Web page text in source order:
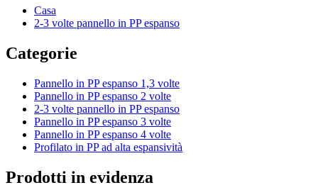
Casa
2-3 volte pannello in PP espanso
Categorie
Pannello in PP espanso 1,3 volte
Pannello in PP espanso 2 volte
2-3 volte pannello in PP espanso
Pannello in PP espanso 3 volte
Pannello in PP espanso 4 volte
Profilato in PP ad alta espansività
Prodotti in evidenza